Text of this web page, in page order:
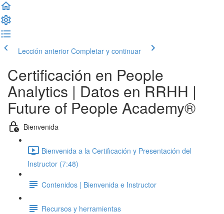
Lección anterior Completar y continuar
Certificación en People
Analytics | Datos en RRHH |
Future of People Academy®
Bienvenida
Bienvenida a la Certificación y Presentación del
Instructor (7:48)
Contenidos | Bienvenida e Instructor
Recursos y herramientas